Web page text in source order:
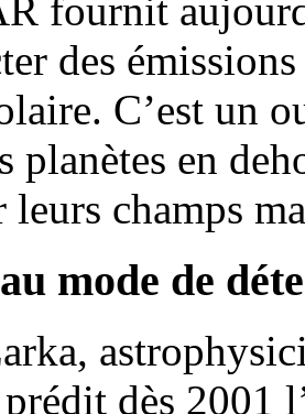
fournit
des
C’est un
planètes en
leurs champs
mode de
dès 2001